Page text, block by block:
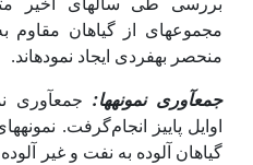
مجموعه­ای از گیاهان مقاوم
منحصر به‏فردی ایجاد نموده­اند.
جمع­آوری نمونه­ها: جمع­آوری
اوایل پاییز انجام‌گرفت.
گیاهان آلوده به نفت و غیر